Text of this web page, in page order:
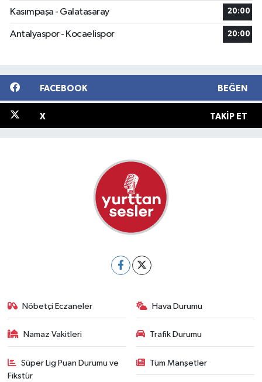
Kasımpaşa - Galatasaray 20:00
Antalyaspor - Kocaelispor 20:00
FACEBOOK BEĞEN
X TAKIP ET
Nöbetçi Eczaneler Hava Durumu
Namaz Vakitleri Trafik Durumu
Süper Lig Puan Durumu ve
Fikstür
Tüm Manşetler